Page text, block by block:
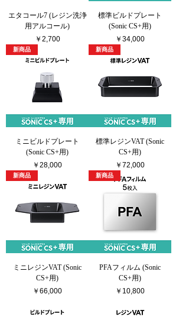
エタコール7 (レジン洗浄
用アルコール)
価格
￥2,700
標準ビルドプレート
(Sonic CS+用)
価格
￥34,000
新商品
ミニビルドプレート
(Sonic CS+用)
価格
￥28,000
新商品
標準レジンVAT (Sonic
CS+用)
価格
￥72,000
新商品
ミニレジンVAT (Sonic
CS+用)
価格
￥66,000
新商品
PFAフィルム (Sonic
CS+用)
価格
￥10,800